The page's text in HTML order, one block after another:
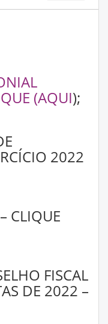
(AQUI);
2022
CLIQUE
FISCAL
DE 2022 –